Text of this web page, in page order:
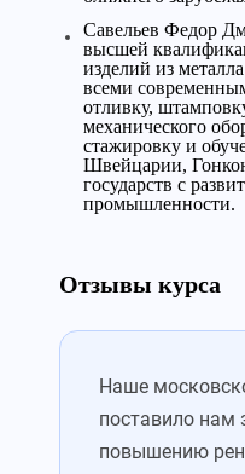
Савельев Федор
высшей
изделий из
всеми
отливку,
механического
стажировку и
Швейцарии,
государств с
промышленности.
Отзывы курса
Наше
поставило нам
повышению